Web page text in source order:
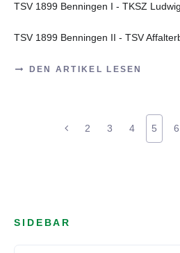
TSV 1899 Benningen I - TKSZ
TSV 1899 Benningen II - TSV
DEN ARTIKEL LESEN
2 3 4 5 6
SIDEBAR